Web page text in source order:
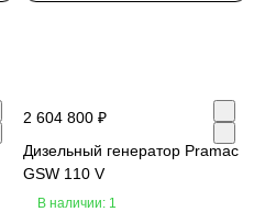
2 604 800 ₽
Дизельный генератор Pramac
GSW 110 V
В наличии: 1